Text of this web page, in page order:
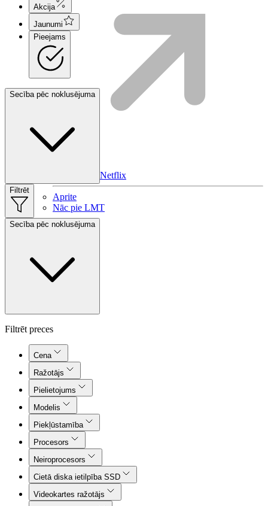
HBO Max | Netflix
Aprite
Nāc pie LMT
Akcija
Jaunumi
Pieejams
Secība pēc noklusējuma
Filtrēt
Secība pēc noklusējuma
Filtrēt preces
Cena
Ražotājs
Pielietojums
Modelis
Piekļūstamība
Procesors
Neiroprocesors
Cietā diska ietilpība SSD
Videokartes ražotājs